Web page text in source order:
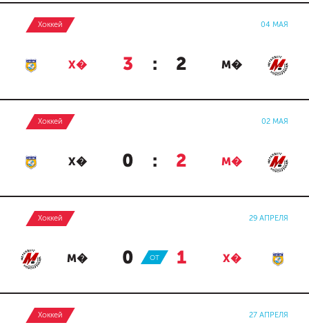
Хоккей 04 МАЯ
Х� 3 : 2 М�
Хоккей 02 МАЯ
Х� 0 : 2 М�
Хоккей 29 АПРЕЛЯ
М� 0 : 1 Х�
ОТ
Хоккей 27 АПРЕЛЯ